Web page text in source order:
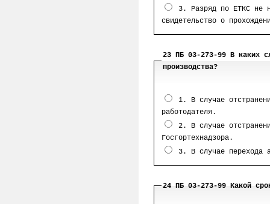
3. Разряд по ЕТКС не
свидетельство о
23 ПБ 03-273-99 В каких
производства?
1. В случае
работодателя.
2. В случае
Госгортехнадзора.
3. В случае перехода
24 ПБ 03-273-99 Какой